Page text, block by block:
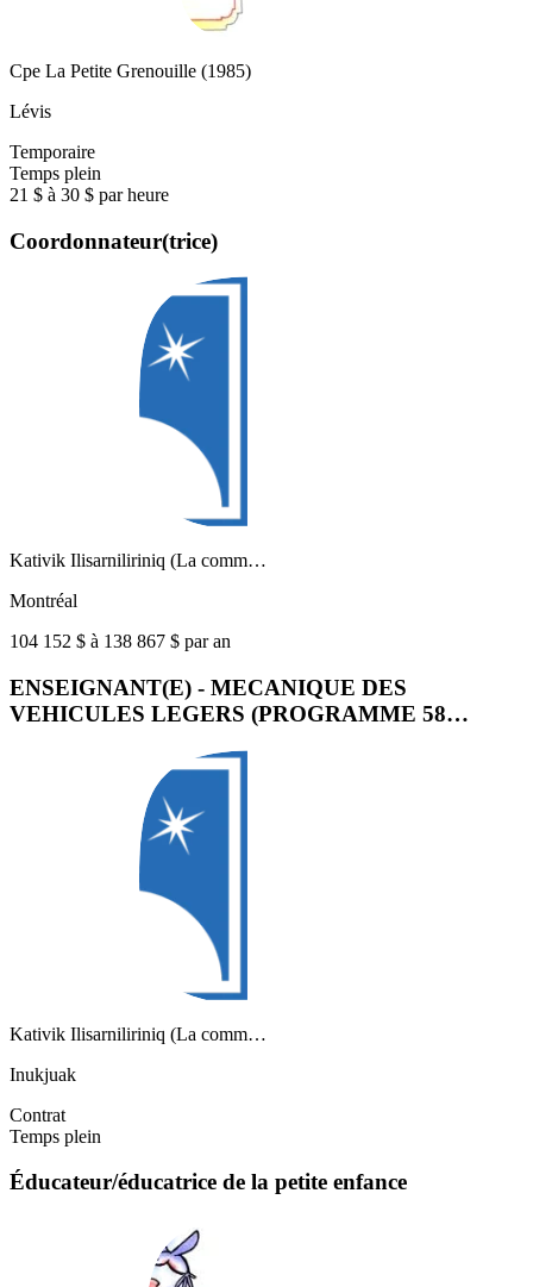
Cpe La Petite Grenouille (1985)
Lévis
Temporaire
Temps plein
21 $ à 30 $ par heure
Coordonnateur(trice)
Kativik Ilisarniliriniq (La comm…
Montréal
104 152 $ à 138 867 $ par an
ENSEIGNANT(E) - MECANIQUE DES
VEHICULES LEGERS (PROGRAMME 58…
Kativik Ilisarniliriniq (La comm…
Inukjuak
Contrat
Temps plein
Éducateur/éducatrice de la petite enfance